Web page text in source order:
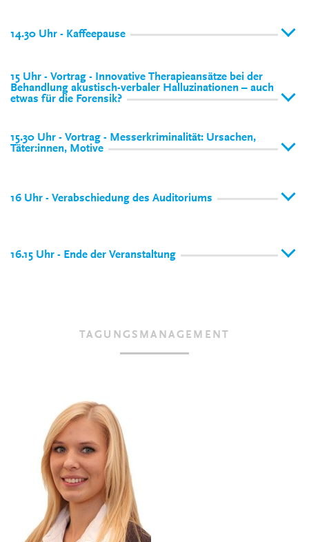
14.30 Uhr - Kaffeepause
15 Uhr - Vortrag - Innovative Therapieansätze bei der
Behandlung akustisch-verbaler Halluzinationen – auch
etwas für die Forensik?
15.30 Uhr - Vortrag - Messerkriminalität: Ursachen,
Täter:innen, Motive
16 Uhr - Verabschiedung des Auditoriums
16.15 Uhr - Ende der Veranstaltung
TAGUNGSMANAGEMENT